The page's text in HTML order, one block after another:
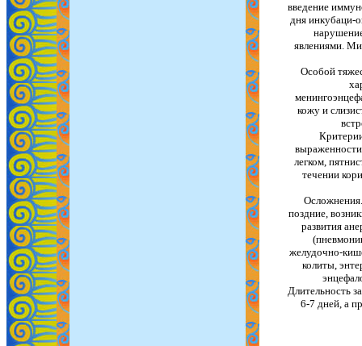
введение
дня инкубаци-
явлениями.
Особой
кожу и
легком,
течении
поздние,
развития
желудочно-
колиты,
Длительность
6-7 дней, а